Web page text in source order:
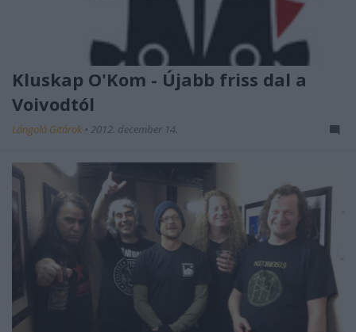
Kluskap O'Kom - Újabb friss dal a
Voivodtól
Lángoló Gitárok • 2012. december 14.